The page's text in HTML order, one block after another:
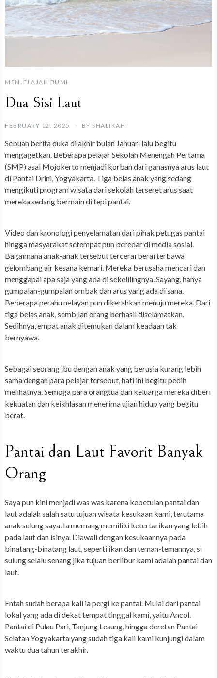
MENJELAJAH BUMI
Dua Sisi Laut
FEBRUARY 12, 2025 BY SHALIKAH
Sebuah berita duka di akhir bulan Januari lalu begitu
mengagetkan. Beberapa pelajar Sekolah Menengah Pertama
(SMP) asal Mojokerto menjadi korban dari ganasnya arus laut
di Pantai Drini, Yogyakarta. Tiga belas anak yang sedang
mengikuti program wisata dari sekolah terseret arus saat
mereka sedang bermain di tepi pantai.
Video dan kronologi penyelamatan dari pihak petugas pantai
hingga masyarakat setempat pun beredar di media sosial.
Bagaimana anak-anak tersebut tercerai berai terbawa
gelombang air kesana kemari. Mereka berusaha mencari dan
menggapai apa saja yang ada di sekelilingnya. Sayang, hanya
gumpalan-gumpalan ombak dan arus yang ada di sana.
Beberapa perahu nelayan pun dikerahkan menuju mereka. Dari
tiga belas anak, sembilan orang berhasil diselamatkan.
Sedihnya, empat anak ditemukan dalam keadaan tak
bernyawa.
Sebagai seorang ibu dengan anak yang berusia kurang lebih
sama dengan para pelajar tersebut, hati ini begitu pedih
melihatnya. Semoga para orangtua dan keluarga mereka diberi
kekuatan dan keikhlasan menerima ujian hidup yang begitu
berat.
Pantai dan Laut Favorit Banyak
Orang
Saya pun kini menjadi was was karena kebetulan pantai dan
laut adalah salah satu tujuan wisata kesukaan kami, terutama
anak sulung saya. Ia memang memiliki ketertarikan yang lebih
pada laut dan isinya. Diawali dengan kesukaannya pada
binatang-binatang laut, seperti ikan dan teman-temannya, si
sulung selalu senang jika tujuan berlibur kami adalah pantai dan
laut.
Entah sudah berapa kali ia pergi ke pantai. Mulai dari pantai
lokal yang ada di dekat tempat tinggal kami, yaitu Ancol.
Pantai di Pulau Pari, Tanjung Lesung, hingga deretan Pantai
Selatan Yogyakarta yang sudah tiga kali kami kunjungi dalam
waktu dua tahun terakhir.